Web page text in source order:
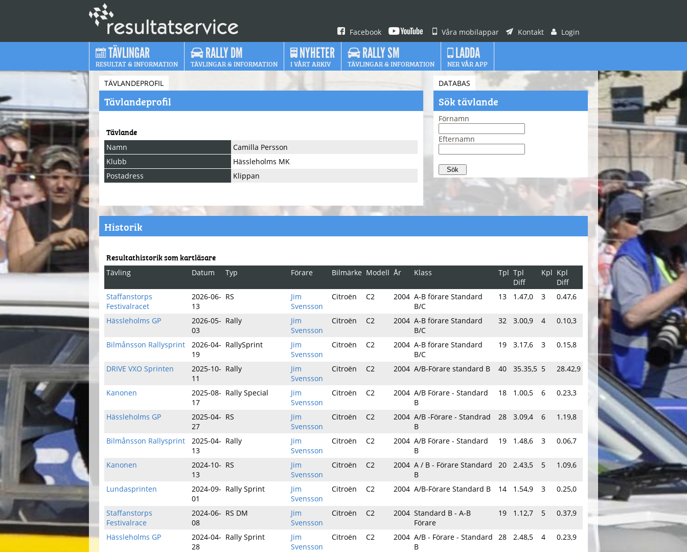
Facebook Våra mobilappar Kontakt Login
TÄVLINGAR
RESULTAT & INFORMATION
RALLY DM
TÄVLINGAR & INFORMATION
NYHETER
I VÅRT ARKIV
RALLY SM
TÄVLINGAR & INFORMATION
LADDA
NER VÅR APP
TÄVLANDEPROFIL
Tävlandeprofil
Tävlande
Namn
Camilla Persson
Klubb
Hässleholms MK
Postadress
Klippan
DATABAS
Sök tävlande
Förnamn
Efternamn
Historik
Resultathistorik som kartläsare
Tävling Datum Typ Förare Bilmärke Modell År Klass Tpl Tpl
Diff
Kpl Kpl
Diff
Staffanstorps
Festivalracet
2026-06-
13
RS
Jim
Svensson
Citroën C2 2004 A-B förare Standard
B/C
13 1.47,0 3 0.47,6
Hässleholms GP
2026-05-
03
Rally
Jim
Svensson
Citroën C2 2004 A-B förare Standard
B/C
32 3.00,9 4 0.10,3
Bilmånsson Rallysprint
2026-04-
19
RallySprint
Jim
Svensson
Citroën C2 2004 A-B förare Standard
B/C
19 3.17,6 3 0.15,8
DRIVE VXO Sprinten
2025-10-
11
Rally
Jim
Svensson
Citroën C2 2004 A/B-Förare standard B 40 35.35,5 5 28.42,9
Kanonen
2025-08-
17
Rally Special
Jim
Svensson
Citroën C2 2004 A/B Förare - Standard
B
18 1.00,5 6 0.23,3
Hässleholms GP
2025-04-
27
RS
Jim
Svensson
Citroën C2 2004 A/B -Förare - Standrad
B
28 3.09,4 6 1.19,8
Bilmånsson Rallysprint
2025-04-
13
Rally
Jim
Svensson
Citroën C2 2004 A/B Förare - Standard
B
19 1.48,6 3 0.06,7
Kanonen
2024-10-
13
RS
Jim
Svensson
Citroën C2 2004 A / B - Förare Standard
B
20 2.43,5 5 1.09,6
Lundasprinten
2024-09-
01
Rally Sprint
Jim
Svensson
Citroën C2 2004 A/B-Förare Standard B 14 1.54,9 3 0.25,0
Staffanstorps
Festivalrace
2024-06-
08
RS DM
Jim
Svensson
Citroën C2 2004 Standard B - A-B
Förare
19 1.12,7 5 0.37,9
Hässleholms GP
2024-04-
28
Rally Sprint
Jim
Svensson
Citroën C2 2004 A/B - Förare - Standard
B
28 2.48,5 4 0.23,9